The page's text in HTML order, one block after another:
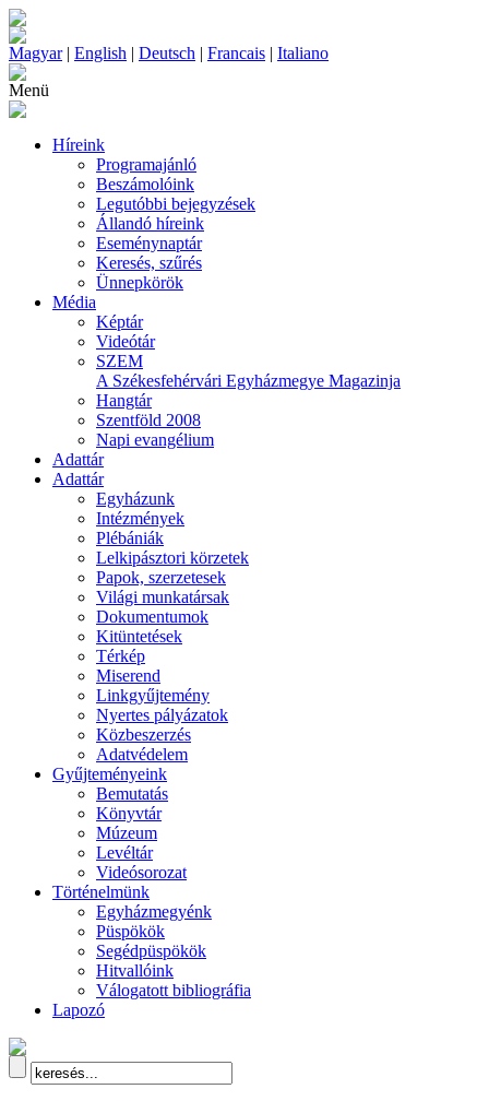
Magyar| English | Deutsch | Francais | Italiano
Menü
Híreink
Programajánló
Beszámolóink
Legutóbbi bejegyzések
Állandó híreink
Eseménynaptár
Keresés, szűrés
Ünnepkörök
Média
Képtár
Videótár
SZEM
A Székesfehérvári Egyházmegye Magazinja
Hangtár
Szentföld 2008
Napi evangélium
Adattár
Adattár
Egyházunk
Intézmények
Plébániák
Lelkipásztori körzetek
Papok, szerzetesek
Világi munkatársak
Dokumentumok
Kitüntetések
Térkép
Miserend
Linkgyűjtemény
Nyertes pályázatok
Közbeszerzés
Adatvédelem
Gyűjteményeink
Bemutatás
Könyvtár
Múzeum
Levéltár
Videósorozat
Történelmünk
Egyházmegyénk
Püspökök
Segédpüspökök
Hitvallóink
Válogatott bibliográfia
Lapozó